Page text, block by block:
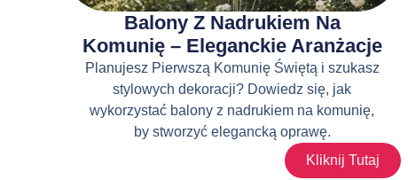
Balony Z Nadrukiem Na
Komunię – Eleganckie Aranżacje
Planujesz Pierwszą Komunię Świętą i szukasz
stylowych dekoracji? Dowiedz się, jak
wykorzystać balony z nadrukiem na komunię,
by stworzyć elegancką oprawę.
Kliknij Tutaj